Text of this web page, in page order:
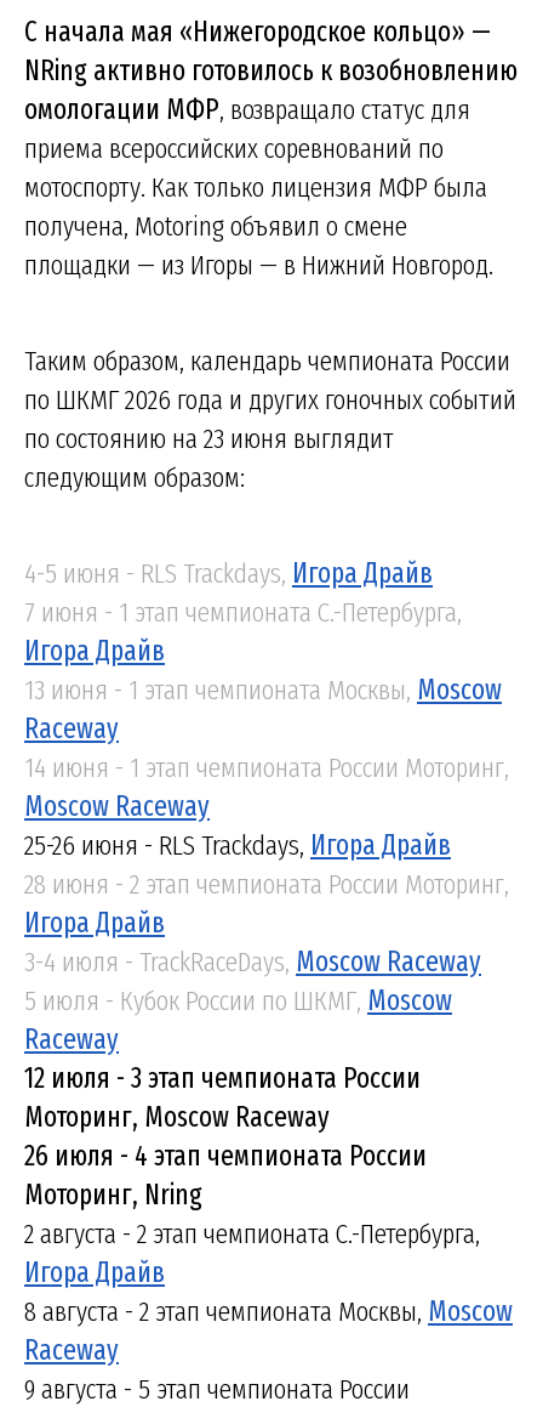
С начала мая «Нижегородское кольцо» —
NRing активно готовилось к возобновлению
омологации МФР, возвращало статус для
приема всероссийских соревнований по
мотоспорту. Как только лицензия МФР была
получена, Motoring объявил о смене
площадки — из Игоры — в Нижний Новгород.
Таким образом, календарь чемпионата России
по ШКМГ 2026 года и других гоночных событий
по состоянию на 23 июня выглядит
следующим образом:
4-5 июня - RLS Trackdays, Игора Драйв
7 июня - 1 этап чемпионата С.-Петербурга,
Игора Драйв
13 июня - 1 этап чемпионата Москвы, Moscow
Raceway
14 июня - 1 этап чемпионата России Моторинг,
Moscow Raceway
25-26 июня - RLS Trackdays, Игора Драйв
28 июня - 2 этап чемпионата России Моторинг,
Игора Драйв
3-4 июля - TrackRaceDays, Moscow Raceway
5 июля - Кубок России по ШКМГ, Moscow
Raceway
12 июля - 3 этап чемпионата России
Моторинг, Moscow Raceway
26 июля - 4 этап чемпионата России
Моторинг, Nring
2 августа - 2 этап чемпионата С.-Петербурга,
Игора Драйв
8 августа - 2 этап чемпионата Москвы, Moscow
Raceway
9 августа - 5 этап чемпионата России